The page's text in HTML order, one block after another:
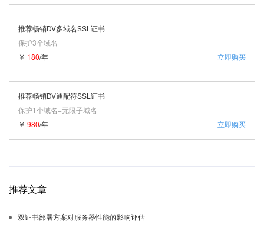
推荐畅销DV多域名SSL证书
保护3个域名
立即购买
￥ 180/年
推荐畅销DV通配符SSL证书
保护1个域名+无限子域名
立即购买
￥ 980/年
推荐文章
双证书部署方案对服务器性能的影响评估